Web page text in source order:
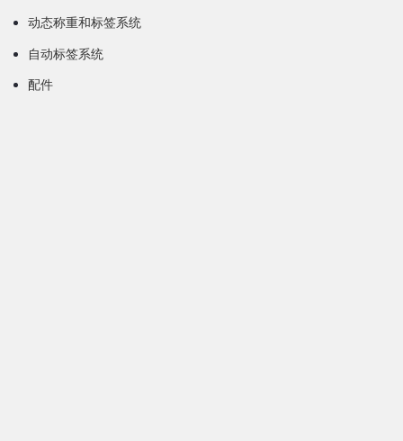
动态称重和标签系统
自动标签系统
配件